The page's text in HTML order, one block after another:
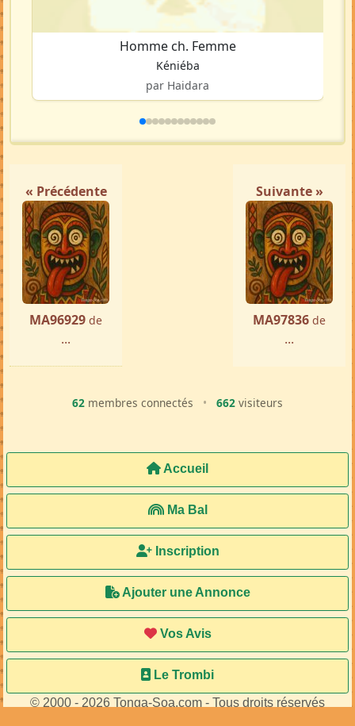
Homme ch. Femme
Kéniéba
par Haidara
« Précédente
MA96929 de
...
Suivante »
MA97836 de
...
62 membres connectés • 662 visiteurs
Accueil
Ma Bal
Inscription
Ajouter une Annonce
Vos Avis
Le Trombi
© 2000 - 2026 Tonga-Soa.com - Tous droits réservés